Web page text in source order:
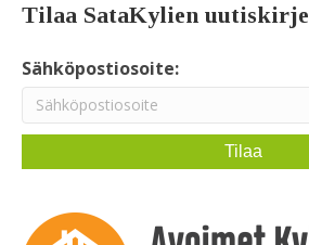
Tilaa SataKylien uutiskirje
Sähköpostiosoite: